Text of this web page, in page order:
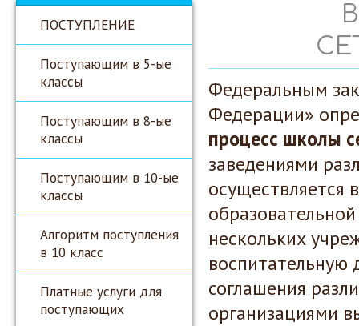
ПОСТУПЛЕНИЕ
Поступающим в 5-ые
классы
Поступающим в 8-ые
классы
Поступающим в 10-ые
классы
Алгоритм поступления
в 10 класс
Платные услуги для
поступающих
Федеральным
Федерации»
процесс школы
заведениями
осуществляется
нескольких
воспитательную
соглашения
организациями